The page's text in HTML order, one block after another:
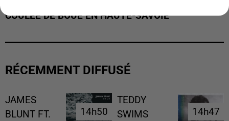
COULÉE DE BOUE EN HAUTE-SAVOIE
RÉCEMMENT DIFFUSÉ
JAMES
BLUNT FT.
14h50
14h50
TEDDY
SWIMS
14h47
14h47